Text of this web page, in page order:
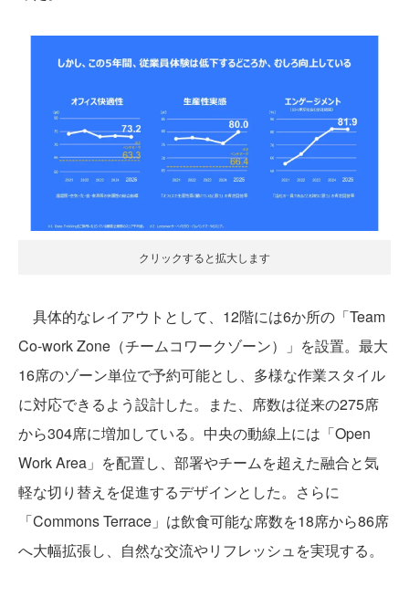
クリックすると拡大します
具体的なレイアウトとして、12階には6か所の「Team
Co-work Zone（チームコワークゾーン）」を設置。最大
16席のゾーン単位で予約可能とし、多様な作業スタイル
に対応できるよう設計した。また、席数は従来の275席
から304席に増加している。中央の動線上には「Open
Work Area」を配置し、部署やチームを超えた融合と気
軽な切り替えを促進するデザインとした。さらに
「Commons Terrace」は飲食可能な席数を18席から86席
へ大幅拡張し、自然な交流やリフレッシュを実現する。